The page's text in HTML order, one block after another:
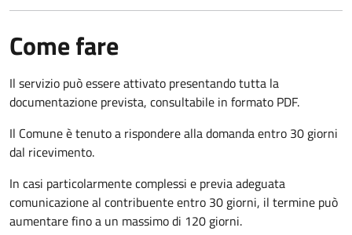
Come fare
Il servizio può essere attivato presentando tutta la
documentazione prevista, consultabile in formato PDF.
Il Comune è tenuto a rispondere alla domanda entro 30 giorni
dal ricevimento.
In casi particolarmente complessi e previa adeguata
comunicazione al contribuente entro 30 giorni, il termine può
aumentare fino a un massimo di 120 giorni.